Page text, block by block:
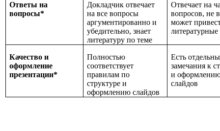
Ответы на
вопросы*
Докладчик отвечает
на все вопросы
аргументированно и
убедительно, знает
литературу по теме
Отвечает на
вопросов, не
может
Качество и
оформление
презентации*
Полностью
соответствует
правилам по
структуре и
оформлению слайдов
Есть
замечания к
и
слайдов